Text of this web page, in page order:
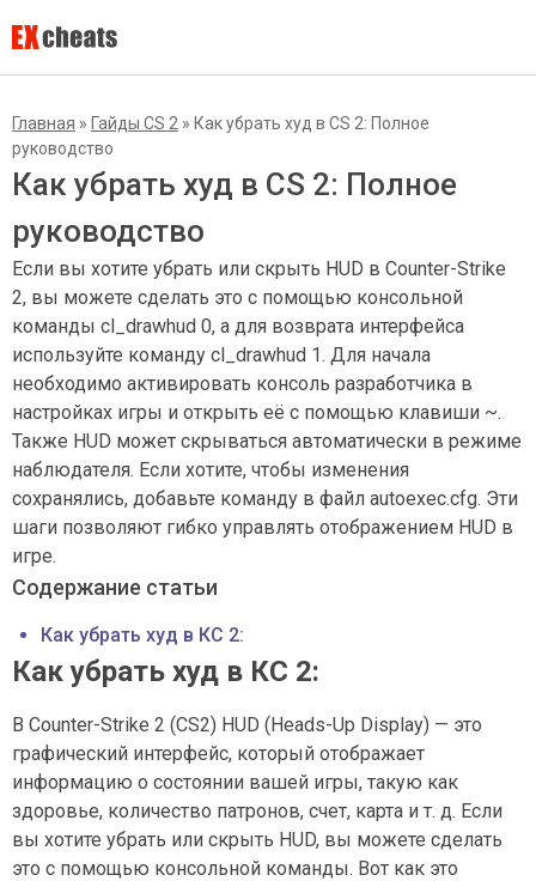
Главная » Гайды CS 2 » Как убрать худ в CS 2: Полное
руководство
Как убрать худ в CS 2: Полное
руководство
Если вы хотите убрать или скрыть HUD в Counter-Strike
2, вы можете сделать это с помощью консольной
команды cl_drawhud 0, а для возврата интерфейса
используйте команду cl_drawhud 1. Для начала
необходимо активировать консоль разработчика в
настройках игры и открыть её с помощью клавиши ~.
Также HUD может скрываться автоматически в режиме
наблюдателя. Если хотите, чтобы изменения
сохранялись, добавьте команду в файл autoexec.cfg. Эти
шаги позволяют гибко управлять отображением HUD в
игре.
Содержание статьи
Как убрать худ в КС 2:
Как убрать худ в КС 2:
В Counter-Strike 2 (CS2) HUD (Heads-Up Display) — это
графический интерфейс, который отображает
информацию о состоянии вашей игры, такую как
здоровье, количество патронов, счет, карта и т. д. Если
вы хотите убрать или скрыть HUD, вы можете сделать
это с помощью консольной команды. Вот как это